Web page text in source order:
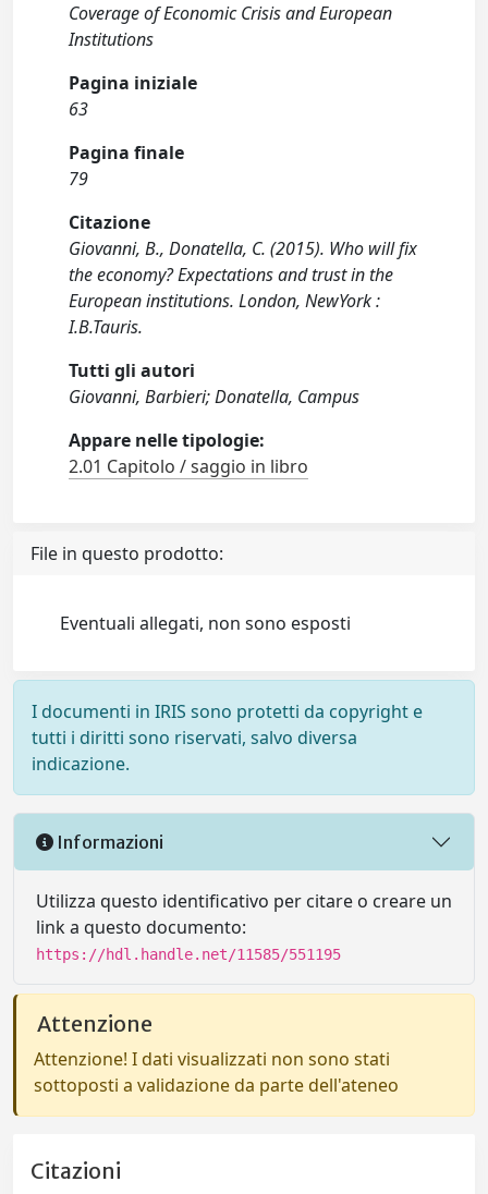
Coverage of Economic Crisis and European
Institutions
Pagina iniziale
63
Pagina finale
79
Citazione
Giovanni, B., Donatella, C. (2015). Who will fix
the economy? Expectations and trust in the
European institutions. London, NewYork :
I.B.Tauris.
Tutti gli autori
Giovanni, Barbieri; Donatella, Campus
Appare nelle tipologie:
2.01 Capitolo / saggio in libro
File in questo prodotto:
Eventuali allegati, non sono esposti
I documenti in IRIS sono protetti da copyright e
tutti i diritti sono riservati, salvo diversa
indicazione.
Informazioni
Utilizza questo identificativo per citare o creare un
link a questo documento:
https://hdl.handle.net/11585/551195
Attenzione
Attenzione! I dati visualizzati non sono stati
sottoposti a validazione da parte dell'ateneo
Citazioni